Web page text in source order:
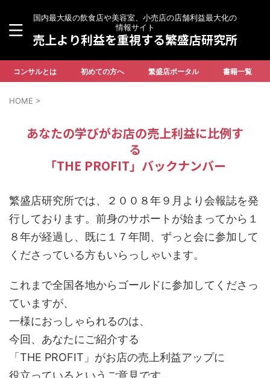
国内最大級の飲食店や美容室、小売店の店舗利益最大化の
情報サイト
売上より利益を重視する繁盛店研究所
コンサルとは 初めての方へ 繁盛店ポータル 書籍一覧
HOME >
あなたの学びがお店の売上利益に比例す
る
「THE PROFIT」バックナンバー
繁盛店研究所では、２００８年９月より会報誌を発
行しております。前身のサポートが始まってから１
８年が経過し、既に１７年間、ずっと会に参加して
くださっている方もいらっしゃいます。
これまで全国各地からゴールドに参加してくださっ
ていますが、
一様におっしゃられるのは、
今回、あなたにご紹介する
「THE PROFIT」がお店の売上利益アップに
役立っているというご意見です。